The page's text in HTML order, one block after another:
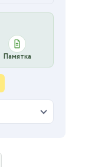
Памятка